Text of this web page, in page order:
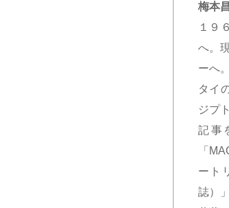
梅本
１９
へ。
ーへ
タイ
ジプ
記事
「
ート
誌）